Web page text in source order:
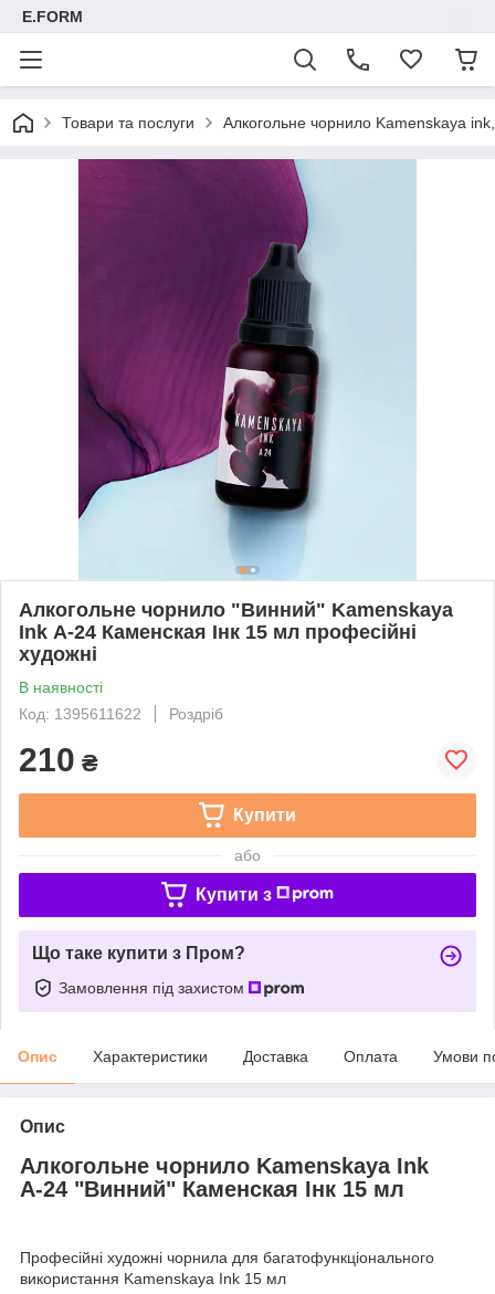
E.FORM
Товари та послуги Алкогольне чорнило Kamenskaya
Алкогольне чорнило "Винний" Kamenskaya
Ink А-24 Каменская Інк 15 мл професійні
художні
В наявності
Код: 1395611622
Роздріб
210 ₴
Купити
або
Купити з
Що таке купити з Пром?
Замовлення під захистом
Опис Характеристики Доставка Оплата Умови
Опис
Алкогольне чорнило Kamenskaya Ink
А-24 "Винний" Каменская Інк 15 мл
Професійні художні чорнила для багатофункціонального
використання Kamenskaya Ink 15 мл